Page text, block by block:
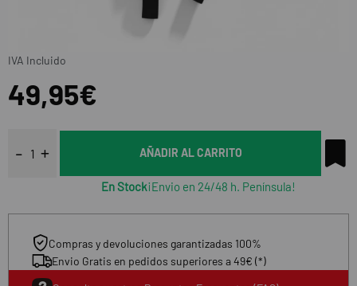
49,95€
IVA Incluido
AÑADIR AL CARRITO
En Stock¡Envio en 24/48 h. Península!
Compras y devoluciones garantizadas 100%
Envio Gratis en pedidos superiores a 49€ (*)